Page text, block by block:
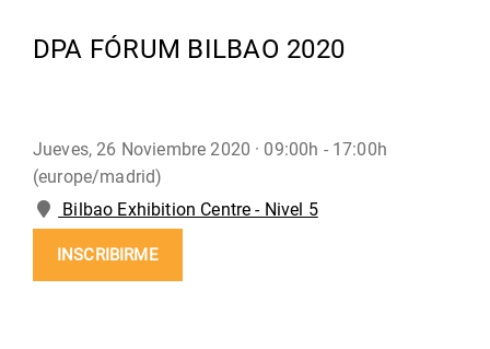
DPA FÓRUM BILBAO 2020
Jueves, 26 Noviembre 2020 · 09:00h - 17:00h
(europe/madrid)
Bilbao Exhibition Centre - Nivel 5
INSCRIBIRME